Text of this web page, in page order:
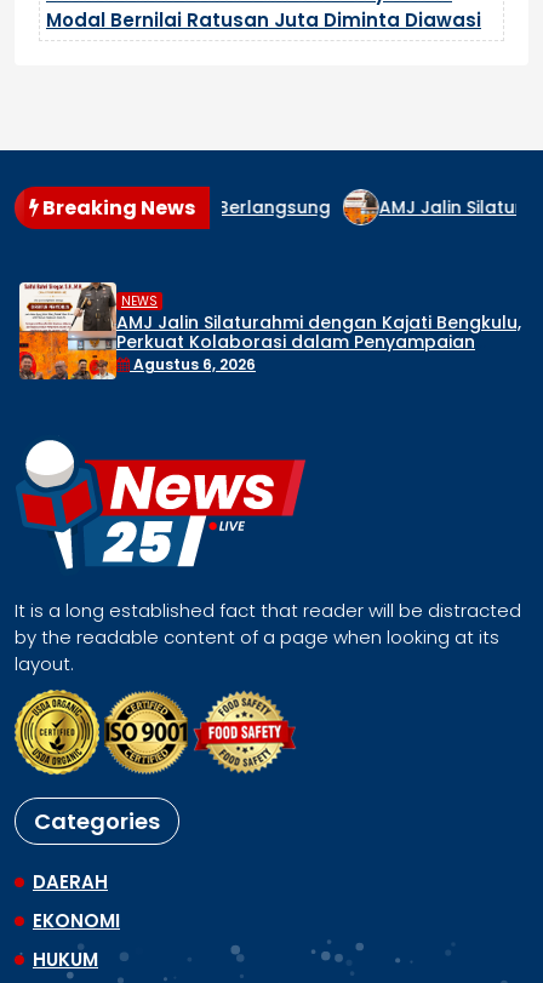
Modal Bernilai Ratusan Juta Diminta Diawasi
Breaking News
Masih Berlangsung AMJ Jalin Silaturahmi dengan
Kajati Bengkulu,
Penyampaian
Pelaksanaan Proyek
Sorotan, Diduga
It is a long established fact that reader will be distracted
by the readable content of a page when looking at its
layout.
Categories
DAERAH
EKONOMI
HUKUM